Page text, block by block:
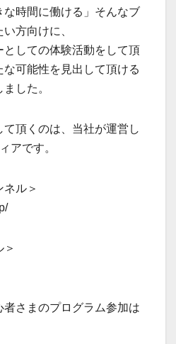
な時間に働ける」そんなブ
方向けに、
しての体験活動をして頂
な可能性を見出して頂ける
した。
て頂くのは、当社が運営し
アです。
ネル＞
者さまのプログラム参加は